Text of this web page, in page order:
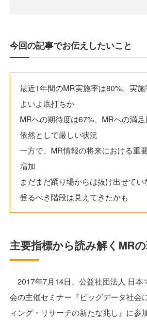
今回の記事でお伝えしたいこと
最近1年間のMR実施率は80%。実
よいよ底打ちか
MRへの期待度は67%、MRへの満足
依然として厳しい状況
一方で、MR情報の将来における重
増加
まだまだ踊り場からは抜け出せてい
登るべき階段は見えてきたかも
主要指標から読み解くMR
2017年7月14日、公益社団法人 日本
会の主催セミナー『ビッグデータ社会
ィング・リサーチの新たな兆し』に参